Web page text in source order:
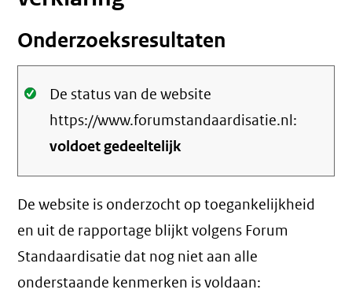
Onderzoeksresultaten
Oké.
De status van de website
https://www.forumstandaardisatie.nl:
voldoet gedeeltelijk
De website is onderzocht op toegankelijkheid
en uit de rapportage blijkt volgens Forum
Standaardisatie dat nog niet aan alle
onderstaande kenmerken is voldaan: